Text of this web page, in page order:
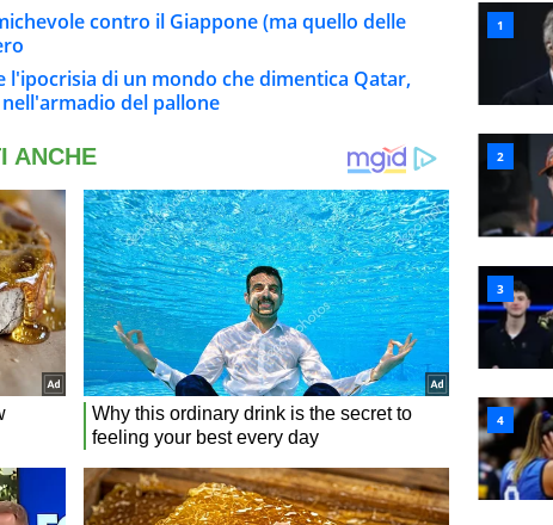
contro il Giappone (ma quello delle
l'ipocrisia di un mondo che dimentica Qatar,
del pallone